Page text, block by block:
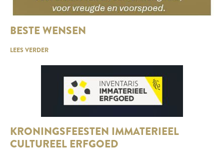
BESTE WENSEN
LEES VERDER
KRONINGSFEESTEN IMMATERIEEL
CULTUREEL ERFGOED